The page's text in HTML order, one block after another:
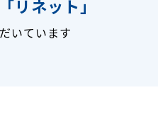
「リネット」
いています